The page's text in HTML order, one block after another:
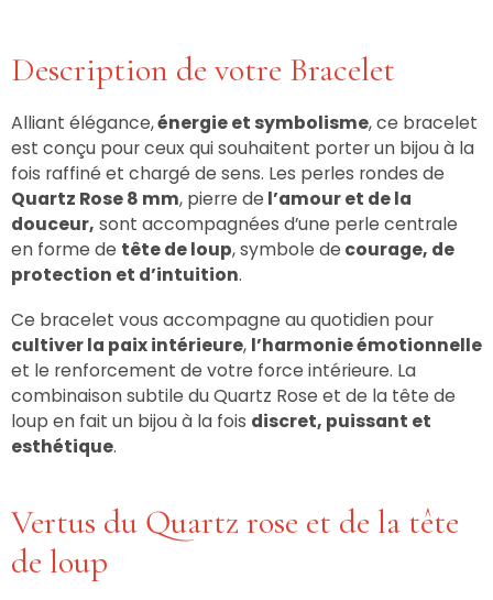
Description de votre Bracelet
Alliant élégance,énergie et symbolisme, ce bracelet
est conçu pour ceux qui souhaitent porter un bijou à la
fois raffiné et chargé de sens. Les perles rondes de
Quartz Rose 8 mm, pierre de l’amour et de la
douceur, sont accompagnées d’une perle centrale
en forme de tête de loup, symbole de courage, de
protection et d’intuition.
Ce bracelet vous accompagne au quotidien pour
cultiver la paix intérieure, l’harmonie émotionnelle
et le renforcement de votre force intérieure. La
combinaison subtile du Quartz Rose et de la tête de
loup en fait un bijou à la fois discret, puissant et
esthétique.
Vertus du Quartz rose et de la tête
de loup